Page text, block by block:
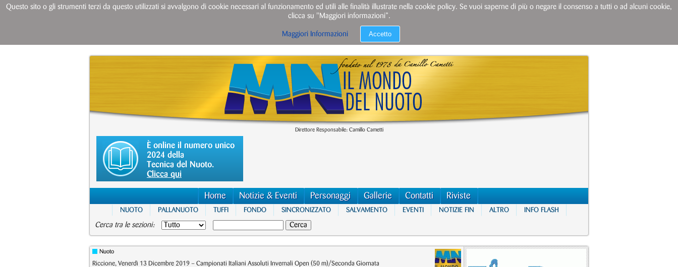
Direttore Responsabile: Camillo Cametti
È online il numero unico
2024 della
Tecnica del Nuoto.
Clicca qui
Home Notizie & Eventi Personaggi Gallerie Contatti Riviste
NUOTO PALLANUOTO TUFFI FONDO SINCRONIZZATO SALVAMENTO EVENTI NOTIZIE FIN ALTRO INFO FLASH
Cerca tra le sezioni:
Nuoto
Riccione, Venerdì 13 Dicembre 2019 – Campionati Italiani Assoluti Invernali Open (50 m)/Seconda Giornata
Questo sito o gli strumenti terzi da questo utilizzati si avvalgono di cookie necessari al funzionamento ed utili alle finalità illustrate nella cookie policy. Se vuoi saperne di più o negare il consenso a tutti o ad alcuni cookie,
clicca su "Maggiori informazioni”.
Maggiori Informazioni Accetto